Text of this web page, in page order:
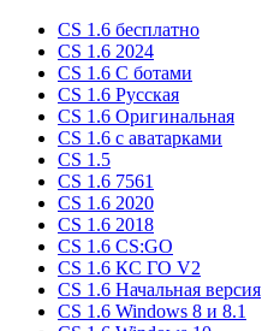
CS 1.6 бесплатно
CS 1.6 2024
CS 1.6 С ботами
CS 1.6 Русская
CS 1.6 Оригинальная
CS 1.6 c аватарками
CS 1.5
CS 1.6 7561
CS 1.6 2020
CS 1.6 2018
CS 1.6 CS:GO
CS 1.6 КС ГО V2
CS 1.6 Начальная версия
CS 1.6 Windows 8 и 8.1